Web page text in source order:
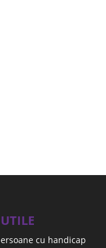
cu handicap